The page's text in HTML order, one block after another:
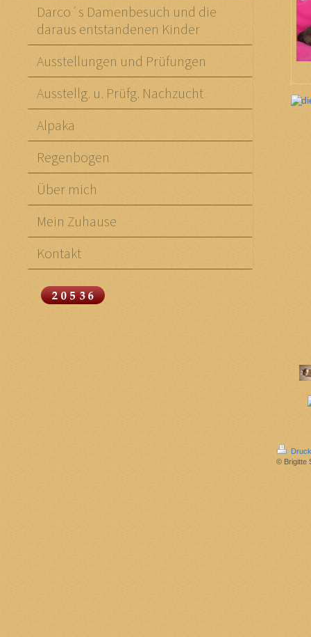
Darco´s Damenbesuch und die
daraus entstandenen Kinder
Ausstellungen und Prüfungen
Ausstellg. u. Prüfg. Nachzucht
Alpaka
Regenbogen
Über mich
Mein Zuhause
Kontakt
© Brigitte